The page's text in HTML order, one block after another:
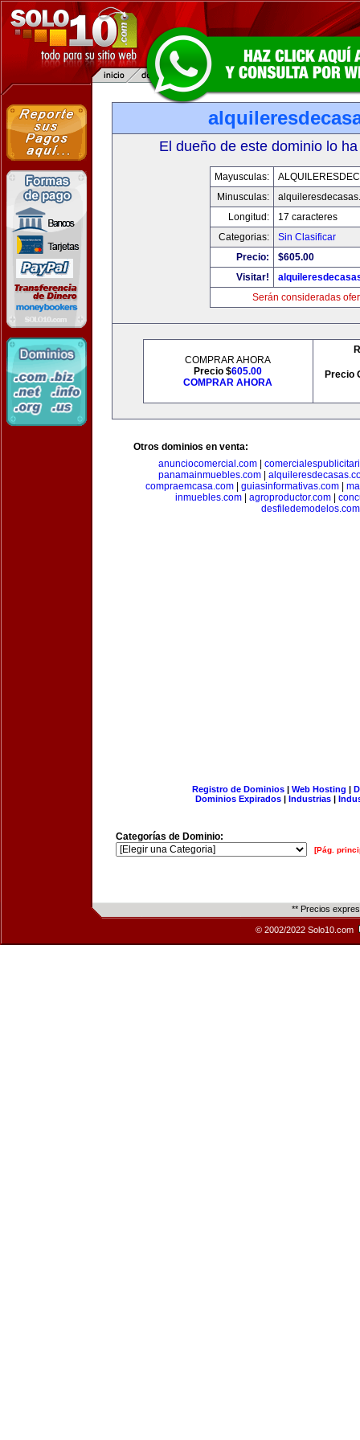
El dueño de este dominio lo
Mayusculas:
Minusculas:
Longitud:
17 caracteres
Categorias:
Sin Clasificar
Precio:
$605.00
Visitar!
Serán consideradas
COMPRAR AHORA
Precio $605.00
COMPRAR AHORA
Precio
Otros dominios en venta:
anunciocomercial.com
panamainmuebles.com|
compraemcasa.com
guiasinformativas.com
inmuebles.com
agroproductor.com
desfiledemodelos.com
Registro de Dominios| Web Hosting |
Dominios Expirados | Industrias |
Categorías de Dominio:
[Pág.
** Precios
© 2002/2022 Solo10.com